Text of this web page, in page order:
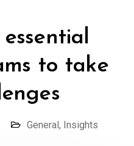
essential
to take
General, Insights